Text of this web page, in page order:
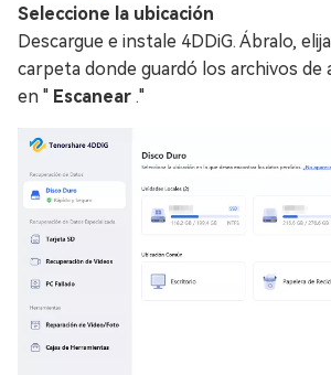
Seleccione la ubicación
Descargue e instale 4DDiG. Ábralo,
carpeta donde guardó los archivos de
en " Escanear ."